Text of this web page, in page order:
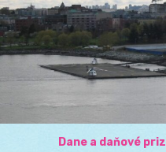
Dane a daňové